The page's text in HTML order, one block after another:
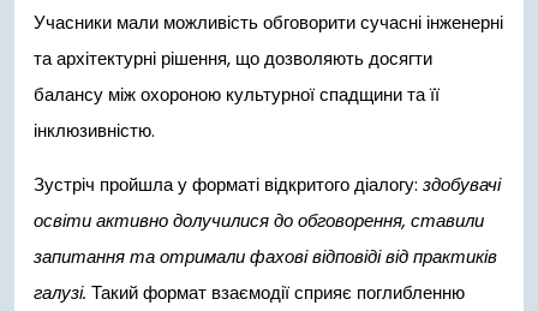
Учасники мали можливість обговорити сучасні інженерні
та архітектурні рішення, що дозволяють досягти
балансу між охороною культурної спадщини та її
інклюзивністю.
Зустріч пройшла у форматі відкритого діалогу: здобувачі
освіти активно долучилися до обговорення, ставили
запитання та отримали фахові відповіді від практиків
галузі. Такий формат взаємодії сприяє поглибленню